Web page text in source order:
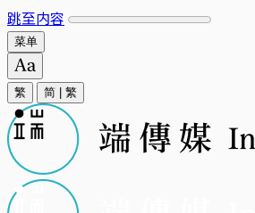
跳至内容
菜单
繁 简 繁